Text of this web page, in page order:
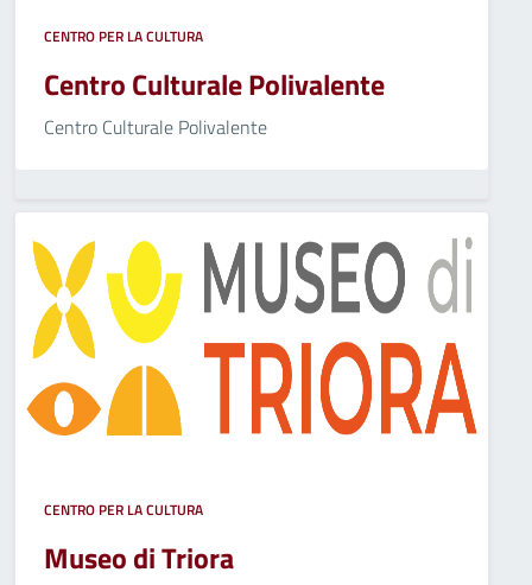
CENTRO PER LA CULTURA
Centro Culturale Polivalente
Centro Culturale Polivalente
CENTRO PER LA CULTURA
Museo di Triora